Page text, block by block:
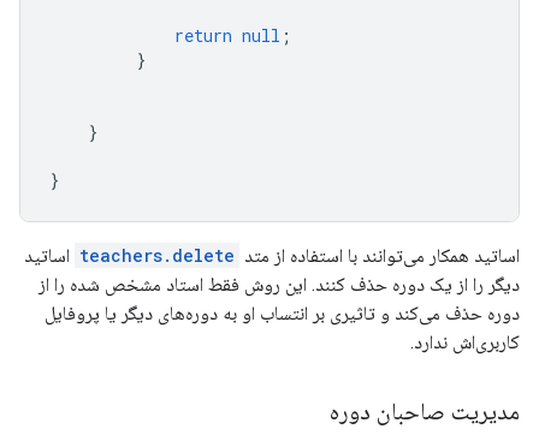
return null ;
}
}
}
اساتید همکار می‌توانند با استفاده از متد teachers.delete اساتید
دیگر را از یک دوره حذف کنند. این روش فقط استاد مشخص شده را از
دوره حذف می‌کند و تاثیری بر انتساب او به دوره‌های دیگر یا پروفایل
کاربری‌اش ندارد.
مدیریت صاحبان دوره